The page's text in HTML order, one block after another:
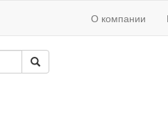
О компании